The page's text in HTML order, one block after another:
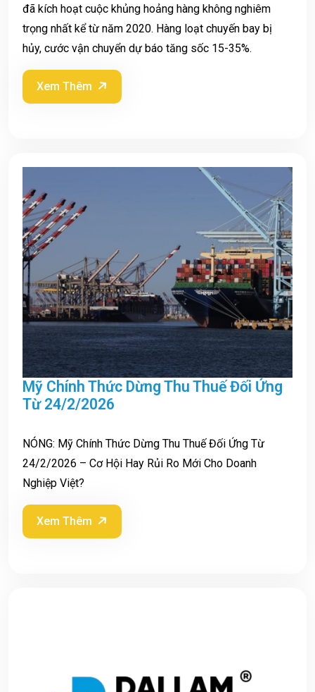
đã kích hoạt cuộc khủng hoảng hàng không nghiêm
trọng nhất kể từ năm 2020. Hàng loạt chuyến bay bị
hủy, cước vận chuyển dự báo tăng sốc 15-35%.
Xem Thêm
Mỹ Chính Thức Dừng Thu Thuế Đối Ứng
Từ 24/2/2026
NÓNG: Mỹ Chính Thức Dừng Thu Thuế Đối Ứng Từ
24/2/2026 – Cơ Hội Hay Rủi Ro Mới Cho Doanh
Nghiệp Việt?
Xem Thêm